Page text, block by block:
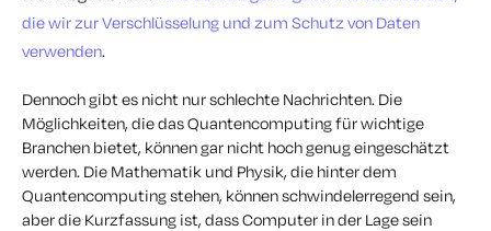
die wir zur Verschlüsselung und zum Schutz von Daten
verwenden.
Dennoch gibt es nicht nur schlechte Nachrichten. Die
Möglichkeiten, die das Quantencomputing für wichtige
Branchen bietet, können gar nicht hoch genug eingeschätzt
werden. Die Mathematik und Physik, die hinter dem
Quantencomputing stehen, können schwindelerregend sein,
aber die Kurzfassung ist, dass Computer in der Lage sein